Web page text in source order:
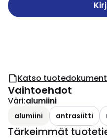
Katso
Vaihtoehdot
Väri:alumiini
alumiini antrasiitti
Tärkeimmät